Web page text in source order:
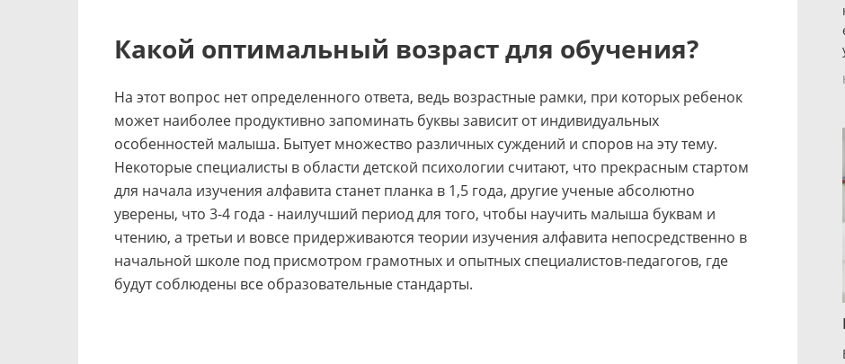
Какой оптимальный возраст для обучения?
На этот вопрос нет определенного ответа, ведь возрастные рамки, при которых ребенок
может наиболее продуктивно запоминать буквы зависит от индивидуальных
особенностей малыша. Бытует множество различных суждений и споров на эту тему.
Некоторые специалисты в области детской психологии считают, что прекрасным стартом
для начала изучения алфавита станет планка в 1,5 года, другие ученые абсолютно
уверены, что 3-4 года - наилучший период для того, чтобы научить малыша буквам и
чтению, а третьи и вовсе придерживаются теории изучения алфавита непосредственно в
начальной школе под присмотром грамотных и опытных специалистов-педагогов, где
будут соблюдены все образовательные стандарты.